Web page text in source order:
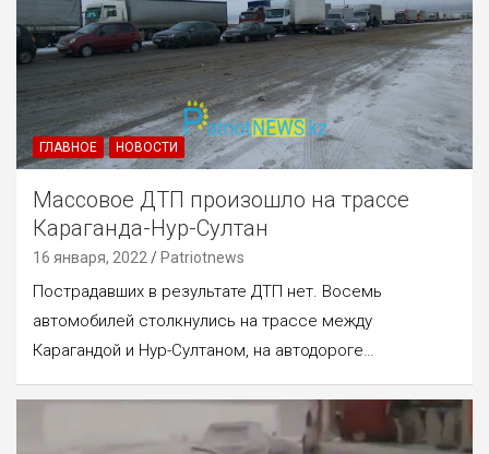
ГЛАВНОЕ НОВОСТИ
Массовое ДТП произошло на трассе
Караганда-Нур-Султан
16 января, 2022 Patriotnews
Пострадавших в результате ДТП нет. Восемь
автомобилей столкнулись на трассе между
Карагандой и Нур-Султаном, на автодороге…